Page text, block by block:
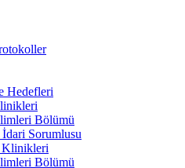
Hedefleri
Bölümü
Sorumlusu
Bölümü